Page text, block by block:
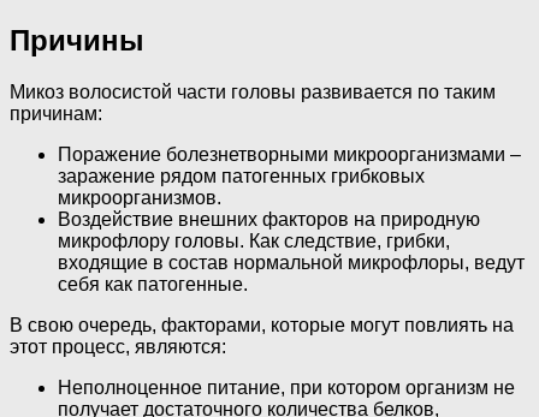
Причины
Микоз волосистой части головы развивается по таким
причинам:
Поражение болезнетворными микроорганизмами –
заражение рядом патогенных грибковых
микроорганизмов.
Воздействие внешних факторов на природную
микрофлору головы. Как следствие, грибки,
входящие в состав нормальной микрофлоры, ведут
себя как патогенные.
В свою очередь, факторами, которые могут повлиять на
этот процесс, являются:
Неполноценное питание, при котором организм не
получает достаточного количества белков,